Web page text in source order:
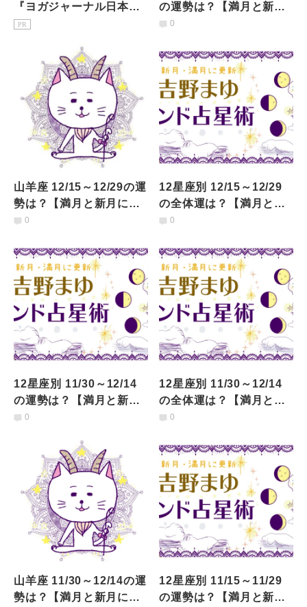
『ヨガジャーナル日本
版』予約購読のご案内
PR
の運勢は？【満月と新月
に更新！インド占星術】
0
山羊座 12/15～12/29の運
勢は？【満月と新月に更
新！インド占星術】
0
12星座別 12/15～12/29
の全体運は？【満月と新
月に更新！インド占星
0
12星座別 11/30～12/14
の運勢は？【満月と新月
に更新！インド占星術】
0
12星座別 11/30～12/14
の全体運は？【満月と新
月に更新！インド占星
0
山羊座 11/30～12/14の運
勢は？【満月と新月に更
12星座別 11/15～11/29
の運勢は？【満月と新月